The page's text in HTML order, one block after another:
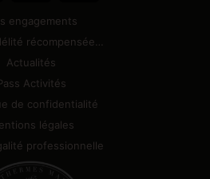
engagements
récompensée…
Actualités
Activités
de confidentialité
légales
professionnelle